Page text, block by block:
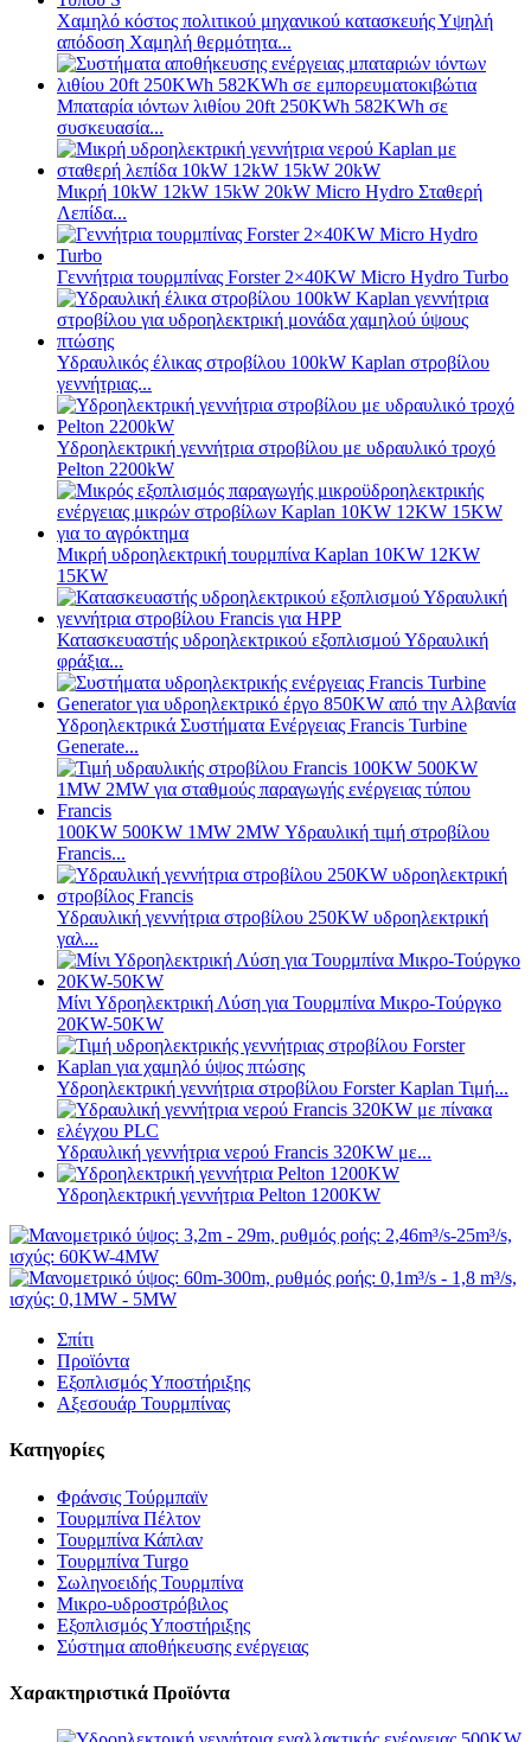
Χαμηλό κόστος πολιτικού μηχανικού κατασκευής Υψηλή
απόδοση Χαμηλή θερμότητα...
Μπαταρία ιόντων λιθίου 20ft 250KWh 582KWh σε
συσκευασία...
Μικρή 10kW 12kW 15kW 20kW Micro Hydro Σταθερή
Λεπίδα...
Γεννήτρια τουρμπίνας Forster 2×40KW Micro Hydro Turbo
Υδραυλικός έλικας στροβίλου 100kW Kaplan στροβίλου
γεννήτριας...
Υδροηλεκτρική γεννήτρια στροβίλου με υδραυλικό τροχό
Pelton 2200kW
Μικρή υδροηλεκτρική τουρμπίνα Kaplan 10KW 12KW
15KW
Κατασκευαστής υδροηλεκτρικού εξοπλισμού Υδραυλική
φράξια...
Υδροηλεκτρικά Συστήματα Ενέργειας Francis Turbine
Generate...
100KW 500KW 1MW 2MW Υδραυλική τιμή στροβίλου
Francis...
Υδραυλική γεννήτρια στροβίλου 250KW υδροηλεκτρική
γαλ...
Μίνι Υδροηλεκτρική Λύση για Τουρμπίνα Μικρο-Τούργκο
20KW-50KW
Υδροηλεκτρική γεννήτρια στροβίλου Forster Kaplan Τιμή...
Υδραυλική γεννήτρια νερού Francis 320KW με...
Υδροηλεκτρική γεννήτρια Pelton 1200KW
Σπίτι
Προϊόντα
Εξοπλισμός Υποστήριξης
Αξεσουάρ Τουρμπίνας
Κατηγορίες
Φράνσις Τούρμπαϊν
Τουρμπίνα Πέλτον
Τουρμπίνα Κάπλαν
Τουρμπίνα Turgo
Σωληνοειδής Τουρμπίνα
Μικρο-υδροστρόβιλος
Εξοπλισμός Υποστήριξης
Σύστημα αποθήκευσης ενέργειας
Χαρακτηριστικά Προϊόντα